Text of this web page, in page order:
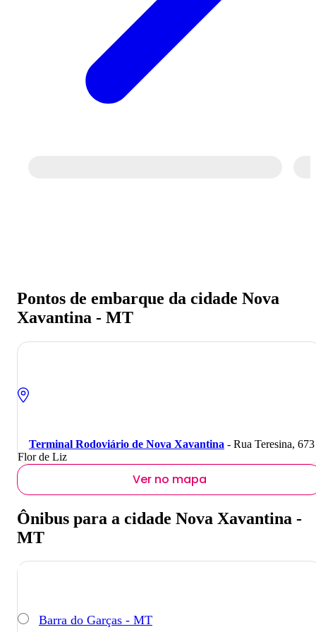
Pontos de embarque da cidade Nova
Xavantina - MT
Terminal Rodoviário de Nova Xavantina - Rua Teresina,
Flor de Liz
Ver no mapa
Ônibus para a cidade Nova Xavantina -
MT
Barra do Garças - MT